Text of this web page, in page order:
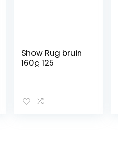
Show Rug bruin
160g 125